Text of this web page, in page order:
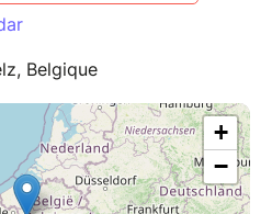
Belgique
+
−